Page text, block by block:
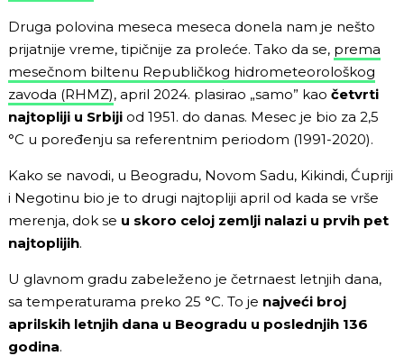
Druga polovina meseca meseca donela nam je nešto
prijatnije vreme, tipičnije za proleće. Tako da se, prema
mesečnom biltenu Republičkog hidrometeorološkog
zavoda (RHMZ), april 2024. plasirao „samo” kao četvrti
najtopliji u Srbiji od 1951. do danas. Mesec je bio za 2,5
°C u poređenju sa referentnim periodom (1991-2020).
Kako se navodi, u Beogradu, Novom Sadu, Kikindi, Ćupriji
i Negotinu bio je to drugi najtopliji april od kada se vrše
merenja, dok se u skoro celoj zemlji nalazi u prvih pet
najtoplijih.
U glavnom gradu zabeleženo je četrnaest letnjih dana,
sa temperaturama preko 25 °C. To je najveći broj
aprilskih letnjih dana u Beogradu u poslednjih 136
godina.